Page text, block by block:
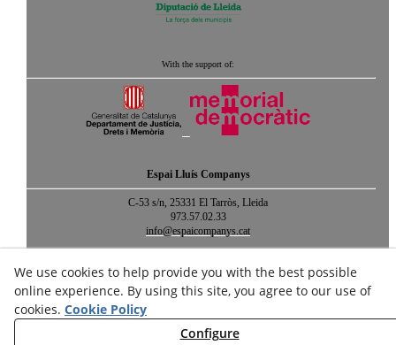
With the support of:
Espai Lluís Companys
C-53 s/n, 25331 El Tarròs, Lleida
973.57.02.33
info@espaicompanys.cat
Legal notice Cookies policy Privacy policy
Credits Site map
We use cookies to help provide you with the best possible
online experience. By using this site, you agree to our use of
cookies. Cookie Policy
Configure